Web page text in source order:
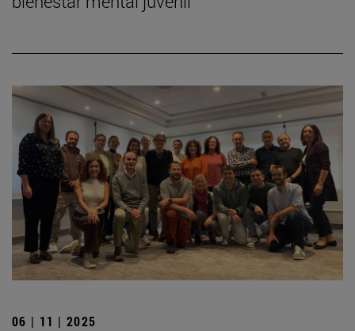
06 | 11 | 2025